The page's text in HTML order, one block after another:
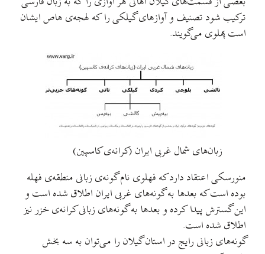
ترکيب شود تصنيف و آوازهای گيلکی را که لهجه‌ی هاص ايشان
است پهلوی می‌گويند.
زبان‌های شمال غربی ایران (کرانه‌ی کاسپین)
منورسکی اعتقاد دارد که فهلوی نام گونه‌ی زبانی منطقه‌ی فهله
بوده است که بعدها به گونه‌های غربی ايران اطلاق شده است و
اين گسترش پيدا کرده و بعدها به گونه‌های زبانی کرانه‌ی خزر نيز
اطلاق شده است.
گونه‌های زبانی رايج در استان گيلان را می‌توان به سه بخش